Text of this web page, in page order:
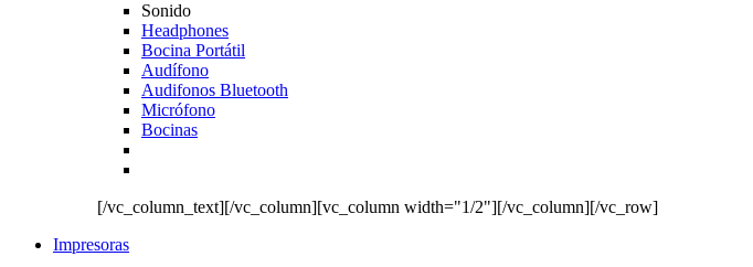
Sonido
Headphones
Bocina Portátil
Audífono
Audifonos Bluetooth
Micrófono
Bocinas
[/vc_column_text][/vc_column][vc_column width="1/2"][/vc_column][/vc_row]
Impresoras